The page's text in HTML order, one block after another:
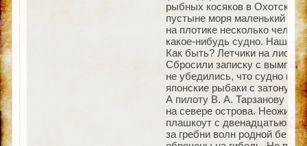
рыбных косяков в Охотском
пустыне моря маленький
на плотике несколько
какое-нибудь судно. Нашли.
Как быть? Летчики на листе
Сбросили записку с
не убедились, что судно
японские рыбаки с
А пилоту В. А. Тарзанову и
на севере острова.
плашкоут с двенадцатью
за гребни волн родной